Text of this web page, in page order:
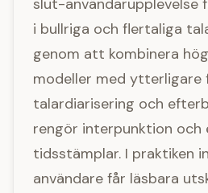
slut-användarupplevelse
i bullriga och flertaliga
genom att kombinera
modeller med ytterligare
talardiarisering och
rengör interpunktion och
tidsstämplar. I praktiken
användare får läsbara